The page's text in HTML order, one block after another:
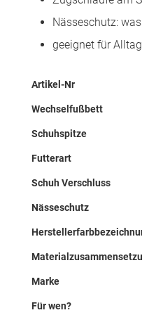
Nässeschutz:
geeignet für
Mehr
Artikel-Nr
Wechselfußbett
Schuhspitze
Futterart
Schuh Verschluss
Nässeschutz
Marke
Für wen?